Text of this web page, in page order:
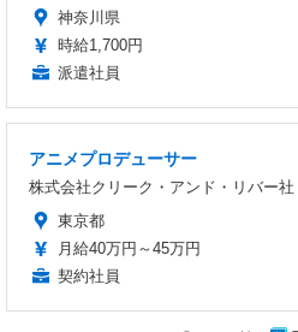
神奈川県
時給1,700円
派遣社員
アニメプロデューサー
株式会社クリーク・アンド・リバー社
東京都
月給40万円～45万円
契約社員